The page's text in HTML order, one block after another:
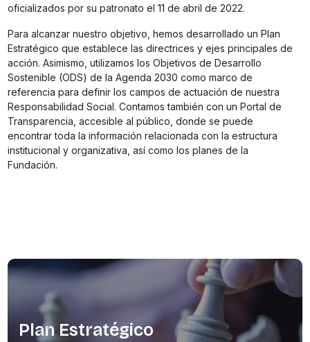
oficializados por su patronato el 11 de abril de 2022.
Para alcanzar nuestro objetivo, hemos desarrollado unPlan
Estratégicoque establece las directrices y ejes principales de
acción. Asimismo, utilizamos los Objetivos de Desarrollo
Sostenible (ODS) de la Agenda 2030 como marco de
referencia para definir los campos de actuación de nuestra
Responsabilidad Social. Contamos también con un Portal de
Transparencia,accesible al público, donde se puede
encontrar toda la información relacionada con la estructura
institucional y organizativa, así como los planes de la
Fundación.
Plan Estratégico